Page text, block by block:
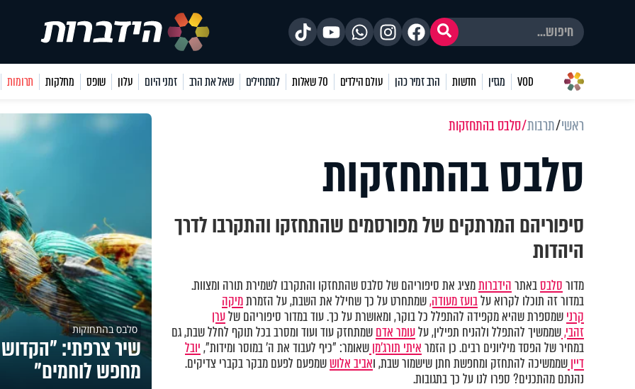
VOD מגזין חדשות הרב זמיר כהן עולם הילדים 70 שאלות למתחילים שאל את הרב זמני היום עלון שופס מחלקות תרומות
ראשי תרבות סלבס בהתחזקות
סלבס בהתחזקות
סיפוריהם המרתקים של מפורסמים שהתחזקו והתקרבו לדרך
היהדות
מדורסלבסבאתרהידברותמציג את סיפוריהם של סלבס שהתחזקו והתקרבו לשמירת תורה ומצוות.
במדור זה תוכלו לקרוא עלבועז מעודה,שמתחרט על כך שחילל את השבת, על הזמרתמיקה
קרנישמספרת שהיא מקפידה להתפלל כל בוקר, ומאושרת על כך. עוד במדור סיפוריהם שלערן
זהבי,שממשיך להתפלל ולהניח תפילין, עלעומר אדםשמתחזק עוד ועוד ומסרב בכל תוקף לחלל שבת, גם
במחיר של הפסד מיליונים רבים. כן הזמראיתי תורג'מןשאומר: "כיף לעבוד את ה' במוסר ומידות",יובל
דייןשממשיכה להתחזק ומחפשת חתן שישמור שבת, ואביב אלוששמפעם לפעם מבקר בקברי צדיקים.
נהנתם מהתכנים? ספרו לנו על כך בתגובות.
סלבס בהתחזקות
שיר צרפתי:
מחפש לוחמים"